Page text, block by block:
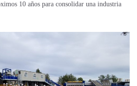
10 años para consolidar una industria